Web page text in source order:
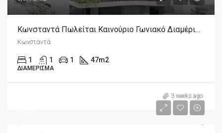
Κωνσταντά Πωλείται Καινούριο Γωνιακό Διαμέρισμα 2άρι 47m2, 4ου Ορόφου
Κωνσταντά
1 1 1 47m2
ΔΙΑΜΈΡΙΣΜΑ
3 weeks ago